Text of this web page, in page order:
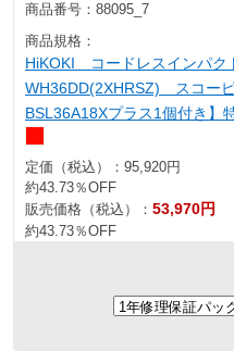
商品番号： 88095_7
商品規格：
HiKOKI コードレスインパク
WH36DD(2XHRSZ) スコー
BSL36A18Xプラス1個付き】
定価（税込）： 95,920円
約43.73％OFF
販売価格（税込）： 53,970円
約43.73％OFF